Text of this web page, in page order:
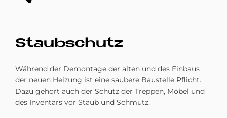
Staub­schu­tz
Während der Demontage der alten und des Einbaus
der neuen Heizung ist eine saubere Baustelle Pflicht.
Dazu gehört auch der Schutz der Treppen, Möbel und
des Inventars vor Staub und Schmutz.